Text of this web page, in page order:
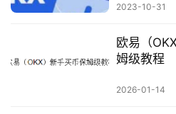
2023-10-31
欧易（
姆级教程
2026-01-14